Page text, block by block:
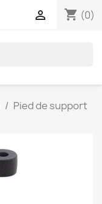
shopping_cart (0)

Pied de support